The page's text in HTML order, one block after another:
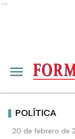
Ads
POLÍTICA
20 de febrero de